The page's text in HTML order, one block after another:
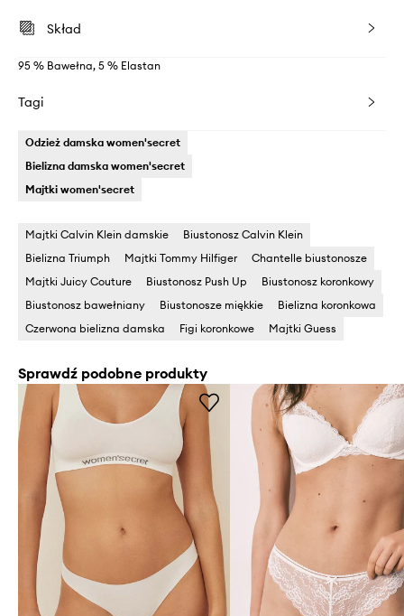
Skład
95 % Bawełna, 5 % Elastan
Tagi
Odzież damska women'secret
Bielizna damska women'secret
Majtki women'secret
Majtki Calvin Klein damskie
Biustonosz Calvin Klein
Bielizna Triumph
Majtki Tommy Hilfiger
Chantelle biustonosze
Majtki Juicy Couture
Biustonosz Push Up
Biustonosz koronkowy
Biustonosz bawełniany
Biustonosze miękkie
Bielizna koronkowa
Czerwona bielizna damska
Figi koronkowe Majtki Guess
Sprawdź podobne produkty